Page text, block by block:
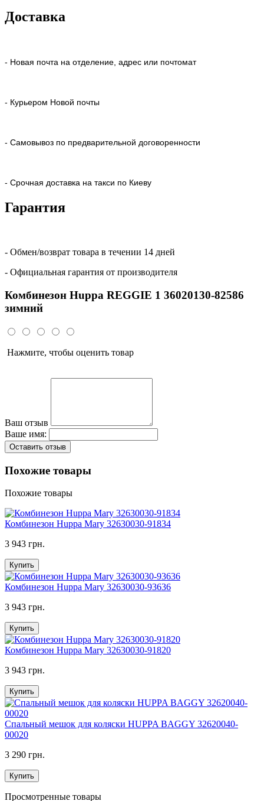
Доставка
- Новая почта на отделение, адрес или почтомат
- Курьером Новой почты
- Самовывоз по предварительной договоренности
- Срочная доставка на такси по Киеву
Гарантия
- Обмен/возврат товара в течении 14 дней
- Официальная гарантия от производителя
Комбинезон Huppa REGGIE 1 36020130-82586
зимний
Нажмите, чтобы оценить товар
Ваш отзыв
Ваше имя:
Оставить отзыв
Похожие товары
Похожие товары
Комбинезон Huppa Mary 32630030-91834
3 943 грн.
Купить
Комбинезон Huppa Mary 32630030-93636
3 943 грн.
Купить
Комбинезон Huppa Mary 32630030-91820
3 943 грн.
Купить
Спальный мешок для коляски HUPPA BAGGY 32620040-
00020
3 290 грн.
Купить
Просмотренные товары